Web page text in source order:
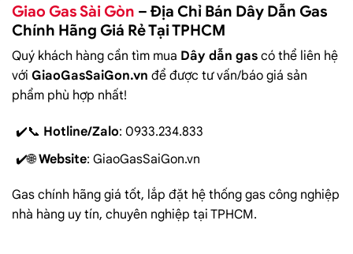
Giao Gas Sài Gòn – Địa Chỉ Bán Dây Dẫn Gas
Chính Hãng Giá Rẻ Tại TPHCM
Quý khách hàng cần tìm mua Dây dẫn gas có thể liên hệ
với GiaoGasSaiGon.vn để được tư vấn/báo giá sản
phẩm phù hợp nhất!
📞 Hotline/Zalo: 0933.234.833
🌐Website: GiaoGasSaiGon.vn
Gas chính hãng giá tốt, lắp đặt hệ thống gas công nghiệp
nhà hàng uy tín, chuyên nghiệp tại TPHCM.